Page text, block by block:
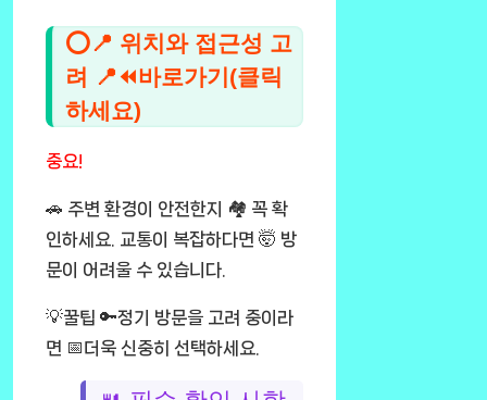
⭕📍 위치와 접근성 고
려 📍⏪바로가기(클릭
하세요)
중요!
🚗 주변 환경이 안전한지 🏘️ 꼭 확
인하세요. 교통이 복잡하다면 🤯 방
문이 어려울 수 있습니다.
💡꿀팁 🔑정기 방문을 고려 중이라
면 📅더욱 신중히 선택하세요.